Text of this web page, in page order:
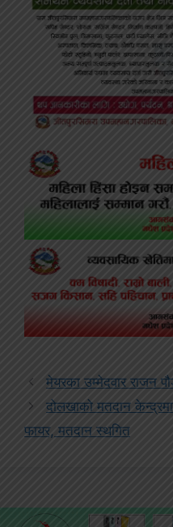
मेयरका उम्मेदवार राजन
दोलखाको मतदान
फायर, मतदान स्थगित